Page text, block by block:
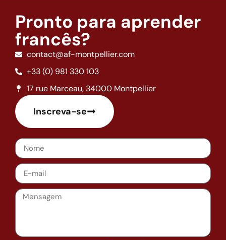
Pronto para aprender
francês?
contact@af-montpellier.com
+33 (0) 981 330 103
17 rue Marceau, 34000 Montpellier
Inscreva-se